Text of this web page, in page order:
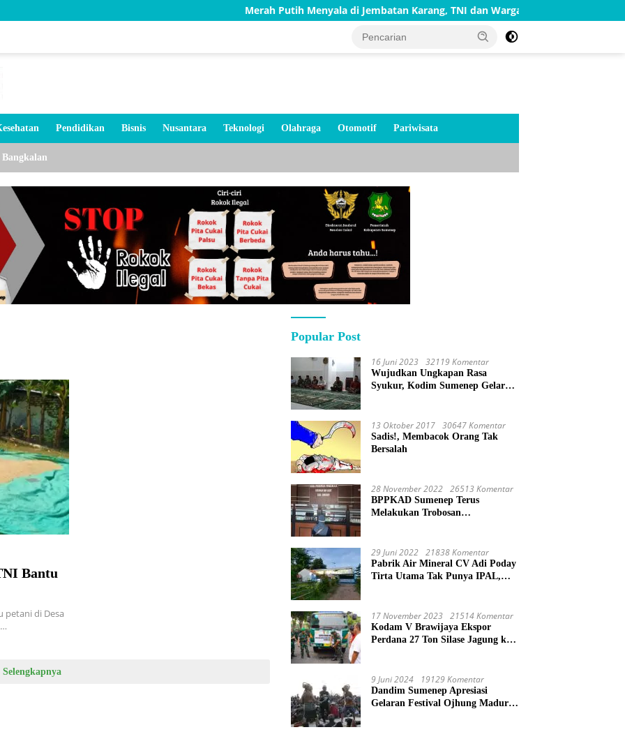
Merah Putih Menyala di Jembatan Karang, TNI dan Warga Selesaikan Harapan Bersama
Pendidikan Bisnis Nusantara Teknologi Olahraga Otomotif Pariwisata
Bangkalan
Bantu
petani di Desa
Selengkapnya
Popular Post
16 Juni 2023 32119 Komentar
Wujudkan Ungkapan Rasa
Syukur, Kodim Sumenep Gelar
13 Oktober 2017 30647 Komentar
Sadis!, Membacok Orang Tak
Bersalah
28 November 2022 26513 Komentar
BPPKAD Sumenep Terus
Melakukan Trobosan
29 Juni 2022 21838 Komentar
Pabrik Air Mineral CV Adi Poday
Tirta Utama Tak Punya IPAL,
17 November 2023 21514 Komentar
Kodam V Brawijaya Ekspor
Perdana 27 Ton Silase Jagung ke
9 Juni 2024 19129 Komentar
Dandim Sumenep Apresiasi
Gelaran Festival Ojhung Madura